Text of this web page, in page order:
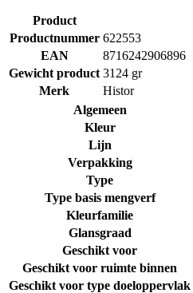
Product
Productnummer 622553
EAN
8716242906896
Gewicht product 3124 gr
Merk
Histor
Algemeen
Kleur
Lijn
Verpakking
Type
Type basis mengverf
Kleurfamilie
Glansgraad
Geschikt voor
Geschikt voor ruimte binnen
Geschikt voor type doeloppervlak